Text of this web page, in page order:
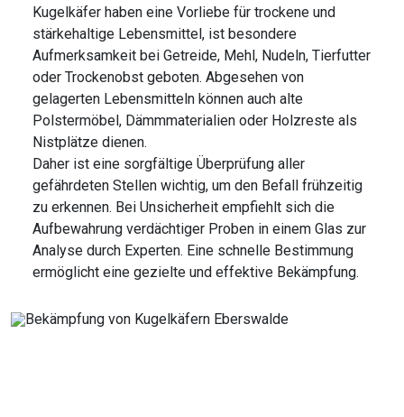
Kugelkäfer haben eine Vorliebe für trockene und
stärkehaltige Lebensmittel, ist besondere
Aufmerksamkeit bei Getreide, Mehl, Nudeln, Tierfutter
oder Trockenobst geboten. Abgesehen von
gelagerten Lebensmitteln können auch alte
Polstermöbel, Dämmmaterialien oder Holzreste als
Nistplätze dienen.
Daher ist eine sorgfältige Überprüfung aller
gefährdeten Stellen wichtig, um den Befall frühzeitig
zu erkennen. Bei Unsicherheit empfiehlt sich die
Aufbewahrung verdächtiger Proben in einem Glas zur
Analyse durch Experten. Eine schnelle Bestimmung
ermöglicht eine gezielte und effektive Bekämpfung.